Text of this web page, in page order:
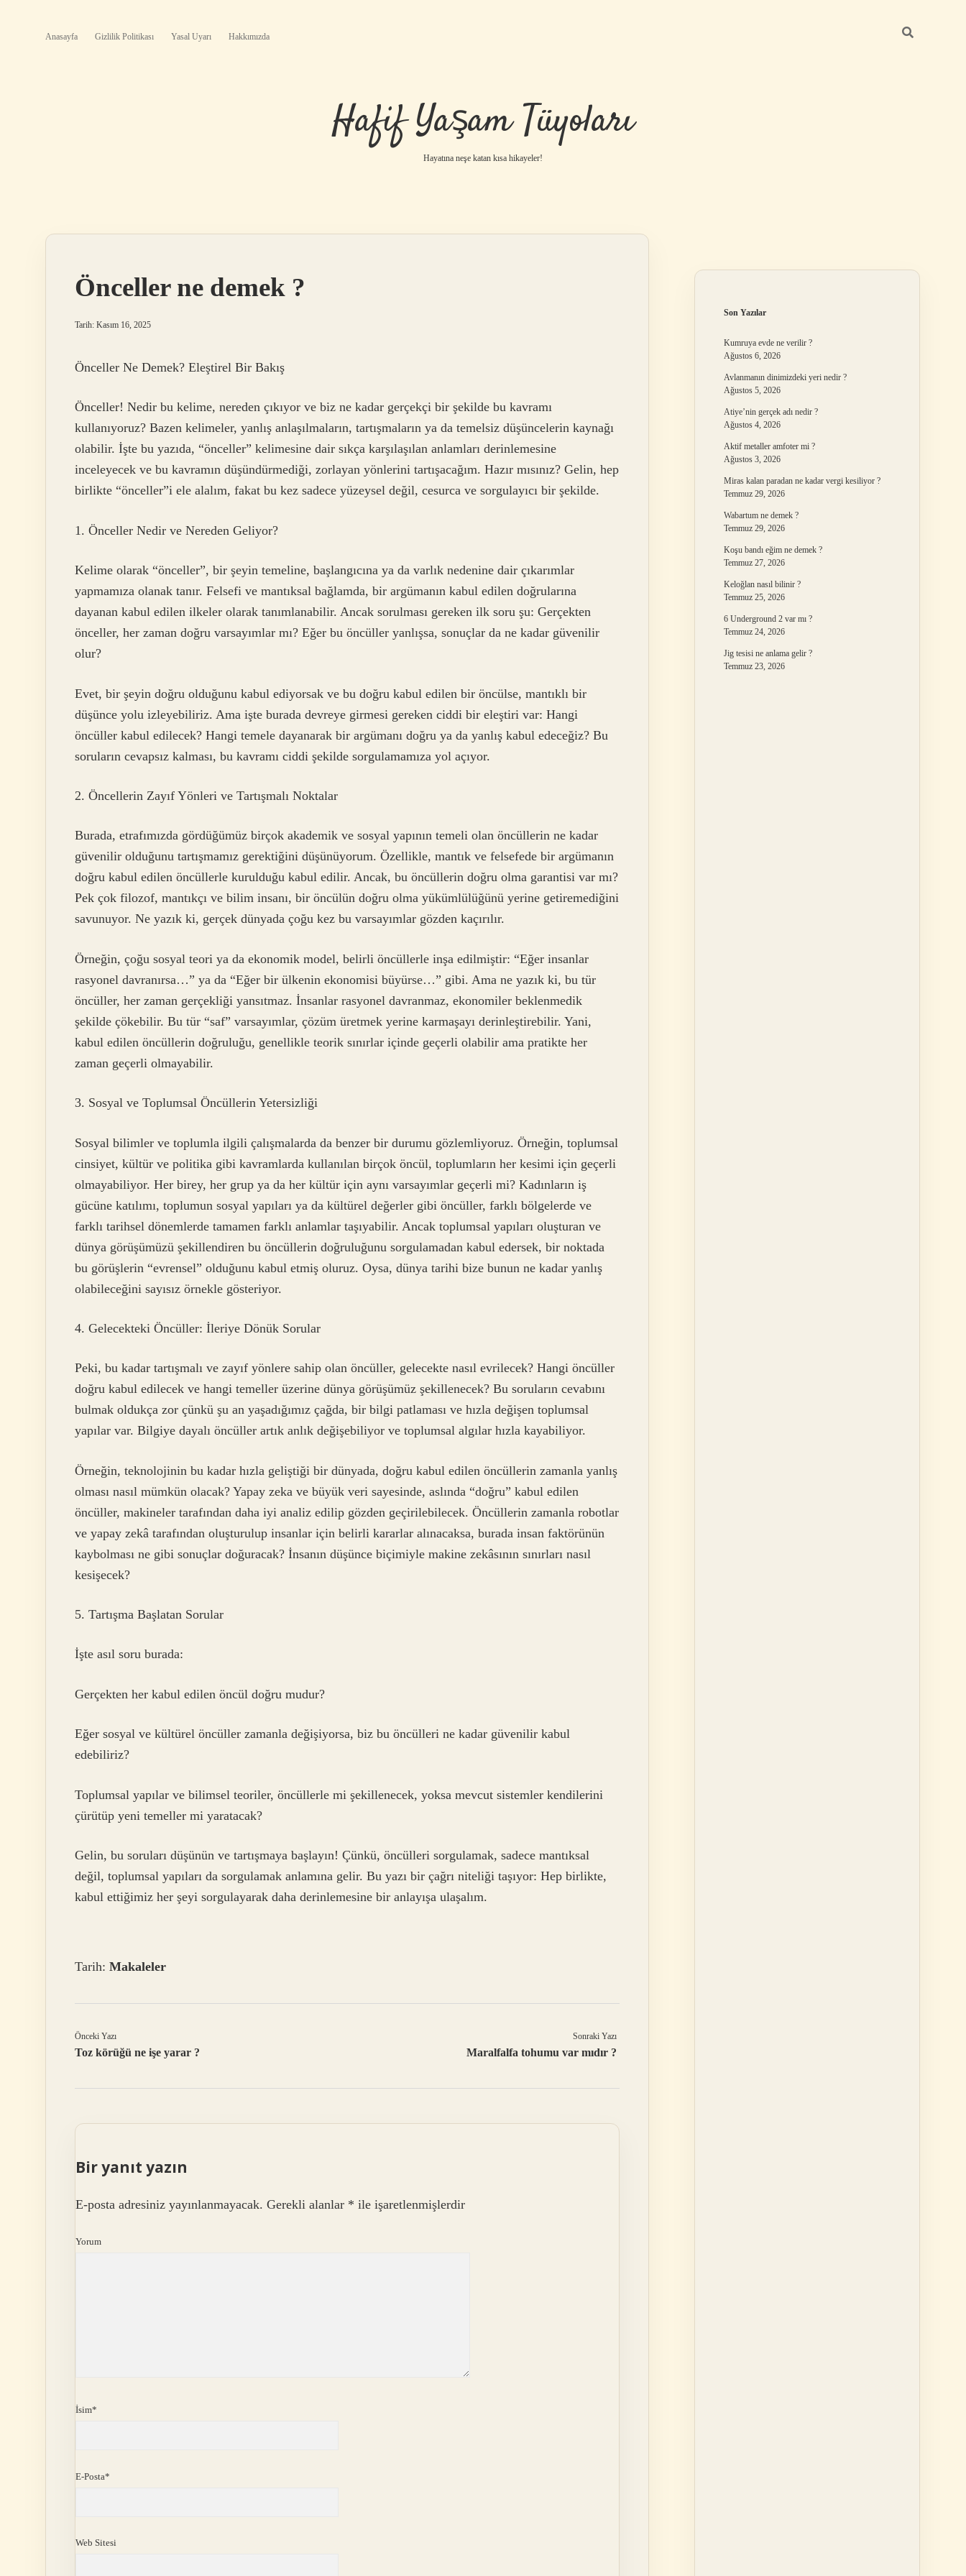
Anasayfa Gizlilik Politikası Yasal Uyarı Hakkımızda
Hafif Yaşam Tüyoları
Hayatına neşe katan kısa hikayeler!
Önceller ne demek ?
Tarih: Kasım 16, 2025
Önceller Ne Demek? Eleştirel Bir Bakış
Önceller! Nedir bu kelime, nereden çıkıyor ve biz ne kadar gerçekçi bir şekilde bu kavramı
kullanıyoruz? Bazen kelimeler, yanlış anlaşılmaların, tartışmaların ya da temelsiz düşüncelerin kaynağı
olabilir. İşte bu yazıda, “önceller” kelimesine dair sıkça karşılaşılan anlamları derinlemesine
inceleyecek ve bu kavramın düşündürmediği, zorlayan yönlerini tartışacağım. Hazır mısınız? Gelin, hep
birlikte “önceller”i ele alalım, fakat bu kez sadece yüzeysel değil, cesurca ve sorgulayıcı bir şekilde.
1. Önceller Nedir ve Nereden Geliyor?
Kelime olarak “önceller”, bir şeyin temeline, başlangıcına ya da varlık nedenine dair çıkarımlar
yapmamıza olanak tanır. Felsefi ve mantıksal bağlamda, bir argümanın kabul edilen doğrularına
dayanan kabul edilen ilkeler olarak tanımlanabilir. Ancak sorulması gereken ilk soru şu: Gerçekten
önceller, her zaman doğru varsayımlar mı? Eğer bu öncüller yanlışsa, sonuçlar da ne kadar güvenilir
olur?
Evet, bir şeyin doğru olduğunu kabul ediyorsak ve bu doğru kabul edilen bir öncülse, mantıklı bir
düşünce yolu izleyebiliriz. Ama işte burada devreye girmesi gereken ciddi bir eleştiri var: Hangi
öncüller kabul edilecek? Hangi temele dayanarak bir argümanı doğru ya da yanlış kabul edeceğiz? Bu
soruların cevapsız kalması, bu kavramı ciddi şekilde sorgulamamıza yol açıyor.
2. Öncellerin Zayıf Yönleri ve Tartışmalı Noktalar
Burada, etrafımızda gördüğümüz birçok akademik ve sosyal yapının temeli olan öncüllerin ne kadar
güvenilir olduğunu tartışmamız gerektiğini düşünüyorum. Özellikle, mantık ve felsefede bir argümanın
doğru kabul edilen öncüllerle kurulduğu kabul edilir. Ancak, bu öncüllerin doğru olma garantisi var mı?
Pek çok filozof, mantıkçı ve bilim insanı, bir öncülün doğru olma yükümlülüğünü yerine getiremediğini
savunuyor. Ne yazık ki, gerçek dünyada çoğu kez bu varsayımlar gözden kaçırılır.
Örneğin, çoğu sosyal teori ya da ekonomik model, belirli öncüllerle inşa edilmiştir: “Eğer insanlar
rasyonel davranırsa…” ya da “Eğer bir ülkenin ekonomisi büyürse…” gibi. Ama ne yazık ki, bu tür
öncüller, her zaman gerçekliği yansıtmaz. İnsanlar rasyonel davranmaz, ekonomiler beklenmedik
şekilde çökebilir. Bu tür “saf” varsayımlar, çözüm üretmek yerine karmaşayı derinleştirebilir. Yani,
kabul edilen öncüllerin doğruluğu, genellikle teorik sınırlar içinde geçerli olabilir ama pratikte her
zaman geçerli olmayabilir.
3. Sosyal ve Toplumsal Öncüllerin Yetersizliği
Sosyal bilimler ve toplumla ilgili çalışmalarda da benzer bir durumu gözlemliyoruz. Örneğin, toplumsal
cinsiyet, kültür ve politika gibi kavramlarda kullanılan birçok öncül, toplumların her kesimi için geçerli
olmayabiliyor. Her birey, her grup ya da her kültür için aynı varsayımlar geçerli mi? Kadınların iş
gücüne katılımı, toplumun sosyal yapıları ya da kültürel değerler gibi öncüller, farklı bölgelerde ve
farklı tarihsel dönemlerde tamamen farklı anlamlar taşıyabilir. Ancak toplumsal yapıları oluşturan ve
dünya görüşümüzü şekillendiren bu öncüllerin doğruluğunu sorgulamadan kabul edersek, bir noktada
bu görüşlerin “evrensel” olduğunu kabul etmiş oluruz. Oysa, dünya tarihi bize bunun ne kadar yanlış
olabileceğini sayısız örnekle gösteriyor.
4. Gelecekteki Öncüller: İleriye Dönük Sorular
Peki, bu kadar tartışmalı ve zayıf yönlere sahip olan öncüller, gelecekte nasıl evrilecek? Hangi öncüller
doğru kabul edilecek ve hangi temeller üzerine dünya görüşümüz şekillenecek? Bu soruların cevabını
bulmak oldukça zor çünkü şu an yaşadığımız çağda, bir bilgi patlaması ve hızla değişen toplumsal
yapılar var. Bilgiye dayalı öncüller artık anlık değişebiliyor ve toplumsal algılar hızla kayabiliyor.
Örneğin, teknolojinin bu kadar hızla geliştiği bir dünyada, doğru kabul edilen öncüllerin zamanla yanlış
olması nasıl mümkün olacak? Yapay zeka ve büyük veri sayesinde, aslında “doğru” kabul edilen
öncüller, makineler tarafından daha iyi analiz edilip gözden geçirilebilecek. Öncüllerin zamanla robotlar
ve yapay zekâ tarafından oluşturulup insanlar için belirli kararlar alınacaksa, burada insan faktörünün
kaybolması ne gibi sonuçlar doğuracak? İnsanın düşünce biçimiyle makine zekâsının sınırları nasıl
kesişecek?
5. Tartışma Başlatan Sorular
İşte asıl soru burada:
Gerçekten her kabul edilen öncül doğru mudur?
Eğer sosyal ve kültürel öncüller zamanla değişiyorsa, biz bu öncülleri ne kadar güvenilir kabul
edebiliriz?
Toplumsal yapılar ve bilimsel teoriler, öncüllerle mi şekillenecek, yoksa mevcut sistemler kendilerini
çürütüp yeni temeller mi yaratacak?
Gelin, bu soruları düşünün ve tartışmaya başlayın! Çünkü, öncülleri sorgulamak, sadece mantıksal
değil, toplumsal yapıları da sorgulamak anlamına gelir. Bu yazı bir çağrı niteliği taşıyor: Hep birlikte,
kabul ettiğimiz her şeyi sorgulayarak daha derinlemesine bir anlayışa ulaşalım.
Tarih: Makaleler
Önceki Yazı
Toz körüğü ne işe yarar ?
Sonraki Yazı
Maralfalfa tohumu var mıdır ?
Bir yanıt yazın
E-posta adresiniz yayınlanmayacak. Gerekli alanlar * ile işaretlenmişlerdir
Yorum
İsim*
E-Posta*
Web Sitesi
Son Yazılar
Kumruya evde ne verilir ?
Ağustos 6, 2026
Avlanmanın dinimizdeki yeri nedir ?
Ağustos 5, 2026
Atiye’nin gerçek adı nedir ?
Ağustos 4, 2026
Aktif metaller amfoter mi ?
Ağustos 3, 2026
Miras kalan paradan ne kadar vergi kesiliyor ?
Temmuz 29, 2026
Wabartum ne demek ?
Temmuz 29, 2026
Koşu bandı eğim ne demek ?
Temmuz 27, 2026
Keloğlan nasıl bilinir ?
Temmuz 25, 2026
6 Underground 2 var mı ?
Temmuz 24, 2026
Jig tesisi ne anlama gelir ?
Temmuz 23, 2026